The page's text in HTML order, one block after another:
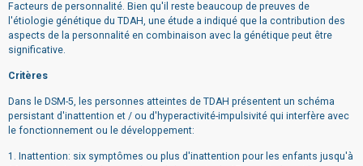
Facteurs de personnalité. Bien qu'il reste beaucoup de preuves de
l'étiologie génétique du TDAH, une étude a indiqué que la contribution des
aspects de la personnalité en combinaison avec la génétique peut être
significative.
Critères
Dans le DSM-5, les personnes atteintes de TDAH présentent un schéma
persistant d'inattention et / ou d'hyperactivité-impulsivité qui interfère avec
le fonctionnement ou le développement:
1. Inattention: six symptômes ou plus d'inattention pour les enfants jusqu'à